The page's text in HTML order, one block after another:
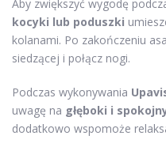
Aby zwiększyć wygodę
kocyki lub poduszki
kolanami. Po zakończeniu
siedzącej i połącz nogi.
Podczas wykonywania
uwagę na głęboki i
dodatkowo wspomoże